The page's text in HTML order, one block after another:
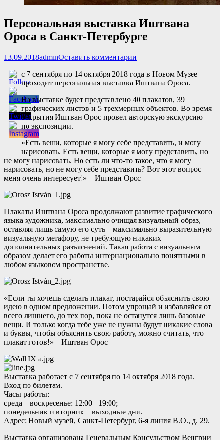
Персональная выставка Иштвана
Ороса в Санкт-Петербурге
Опубликовано
13.09.2018Автор
adminОставить комментарий
с 7 сентября по 14 октября 2018 года в Новом Музее
проходит персональная выставка Иштвана Ороса.
На выставке будет представлено 40 плакатов, 39
графических листов и 5 трехмерных объектов. Во время
открытия Иштван Орос провел авторскую экскурсию
по экспозиции.
«Есть вещи, которые я могу себе представить, и могу
нарисовать. Есть вещи, которые я могу представить, но
не могу нарисовать. Но есть ли что-то такое, что я могу
нарисовать, но не могу себе представить? Вот этот вопрос
меня очень интересует!» – Иштван Орос
Плакаты Иштвана Ороса продолжают развитие графического
языка художника, максимально очищая визуальный образ,
оставляя лишь самую его суть – максимально выразительную
визуальную метафору, не требующую никаких
дополнительных разъяснений. Такая работа с визуальным
образом делает его работы интернационально понятными в
любом языковом пространстве.
«Если ты хочешь сделать плакат, постарайся объяснить свою
идею в одном предложении. Потом упрощай и избавляйся от
всего лишнего, до тех пор, пока не останутся лишь базовые
вещи. И только когда тебе уже не нужны будут никакие слова
и буквы, чтобы объяснить свою работу, можно считать, что
плакат готов!» – Иштван Орос
Выставка работает с 7 сентября по 14 октября 2018 года.
Вход по билетам.
Часы работы:
среда – воскресенье: 12:00 –19:00;
понедельник и вторник – выходные дни.
Адрес: Новый музей, Санкт-Петербург, 6-я линия В.О., д. 29.
Выставка организована Генеральным Консульством Венгрии